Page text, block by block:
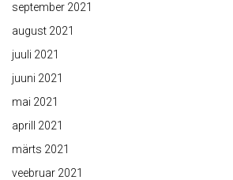
september 2021
august 2021
juuli 2021
juuni 2021
mai 2021
aprill 2021
märts 2021
veebruar 2021